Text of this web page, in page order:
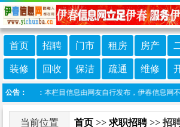
首页 招聘 门市 租房 房产
装修 回收 保洁 疏通 维修
公告：
免责声明：本栏目信息由网友自行发布，伊春信息网
当前位置 首页 >> 求职招聘>> 招